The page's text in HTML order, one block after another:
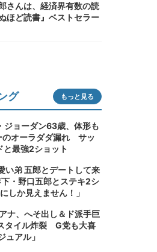
さんは、経済界有数の読
ど読書』ベストセラー
グ もっと見る
ジョーダン63歳、体形も
のオーラダダ漏れ サッ
と最強2ショット
い弟 五郎とデートして来
・野口五郎とステキ2シ
しか見えません！」
ナ、へそ出し＆ド派手巨
タイル炸裂 G党も大喜
ュアル」